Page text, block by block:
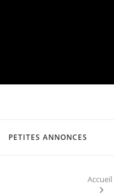
PETITES ANNONCES
Accueil